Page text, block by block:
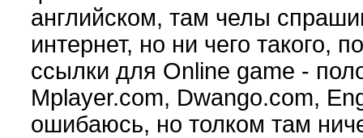
английском, там челы
интернет, но ни чего такого,
ссылки для Online game -
Mplayer.com, Dwango.com,
ошибаюсь, но толком там